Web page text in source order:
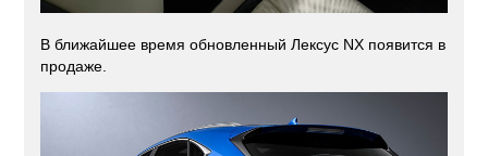
В ближайшее время обновленный Лексус NX появится в
продаже.